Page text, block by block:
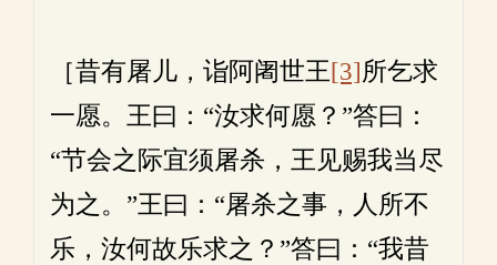
［昔有屠儿，诣阿阇世王[3]所乞求
一愿。王曰：“汝求何愿？”答曰：
“节会之际宜须屠杀，王见赐我当尽
为之。”王曰：“屠杀之事，人所不
乐，汝何故乐求之？”答曰：“我昔